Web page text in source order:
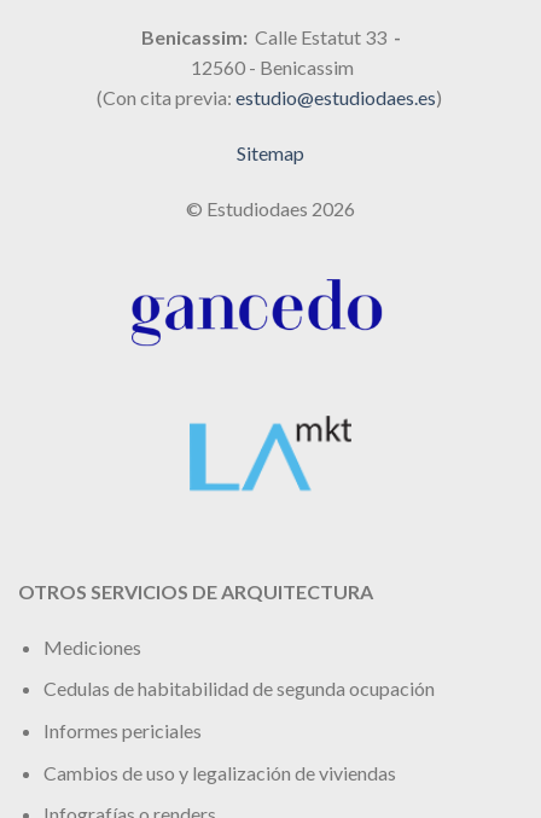
Benicassim: Calle Estatut 33 -
12560 - Benicassim
(Con cita previa: estudio@estudiodaes.es)
Sitemap
© Estudiodaes 2026
OTROS SERVICIOS DE ARQUITECTURA
Mediciones
Cedulas de habitabilidad de segunda ocupación
Informes periciales
Cambios de uso y legalización de viviendas